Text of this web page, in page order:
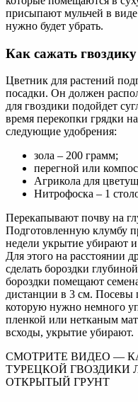
присыпают мульчей в
нужно будет убрать.
Как сажать
Цветник для растений
посадки. Он должен
для гвоздики подойдет
время перекопки грядки
следующие удобрения:
зола – 200 грамм;
перегной или
Агрикола для
Нитрофоска – 1
Перекапывают почву на
Подготовленную клумбу
недели укрытие убирают
Для этого на расстоянии
сделать бороздки
бороздки помещают
дистанции в 3 см. Посевы
которую нужно немного
пленкой или нетканым
всходы, укрытие убирают.
СМОТРИТЕ ВИДЕО —
ТУРЕЦКОЙ ГВОЗДИКИ
ОТКРЫТЫЙ ГРУНТ